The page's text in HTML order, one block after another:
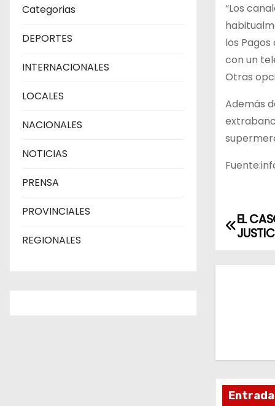
Categorias
DEPORTES
INTERNACIONALES
LOCALES
NACIONALES
NOTICIAS
PRENSA
PROVINCIALES
REGIONALES
“Los
los
con un
Otras
Además
N
c
EL